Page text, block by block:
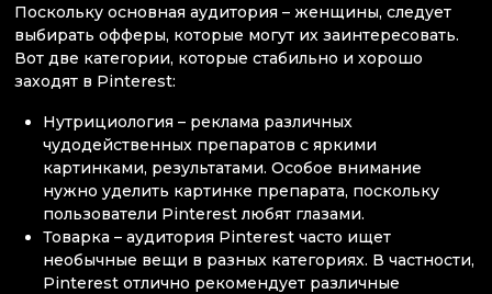
Поскольку основная аудитория – женщины, следует
выбирать офферы, которые могут их заинтересовать.
Вот две категории, которые стабильно и хорошо
заходят в Pinterest:
Нутрициология – реклама различных
чудодейственных препаратов с яркими
картинками, результатами. Особое внимание
нужно уделить картинке препарата, поскольку
пользователи Pinterest любят глазами.
Товарка – аудитория Pinterest часто ищет
необычные вещи в разных категориях. В частности,
Pinterest отлично рекомендует различные